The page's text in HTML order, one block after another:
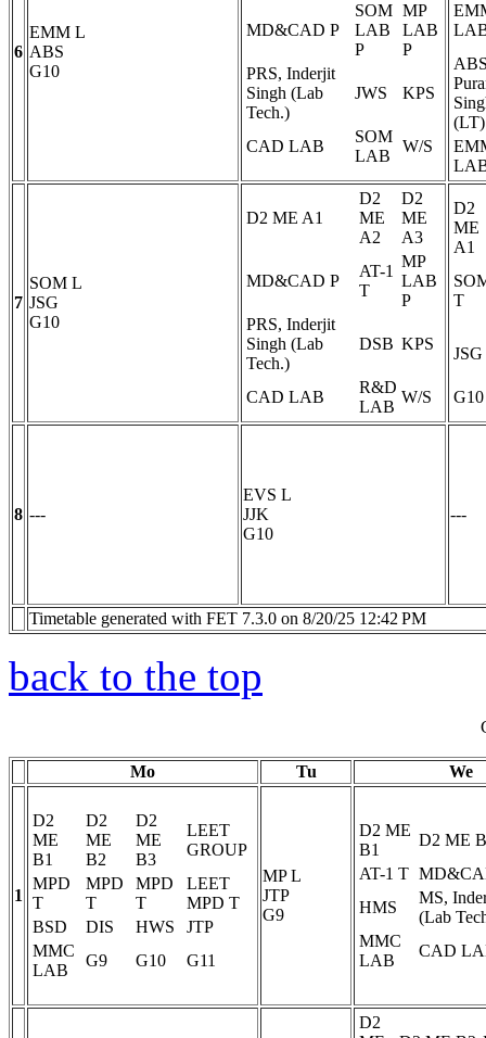
6
EMM L
ABS
G10
MD&CAD P
SOM
LAB
P
MP
LAB
P
PRS, Inderjit
Singh (Lab
Tech.)
JWS KPS
CAD LAB
SOM
LAB
W/S
(LT)
7
SOM L
JSG
G10
D2 ME A1
D2
ME
A2
D2
ME
A3
MD&CAD P
AT-1
T
MP
LAB
P
PRS, Inderjit
Singh (Lab
Tech.)
DSB KPS
CAD LAB
R&D
LAB
W/S
D2
ME
A1
T
JSG
G10
8 ---
EVS L
JJK
G10
---
Timetable generated with FET 7.3.0 on 8/20/25 12:42 PM
back to the top
Mo Tu We
1
D2
ME
B1
D2
ME
B2
D2
ME
B3
LEET
GROUP
MPD
T
MPD
T
MPD
T
LEET
MPD T
BSD
DIS HWS
JTP
MMC
LAB
G9 G10 G11
MPL
JTP
G9
D2 ME
B1
D2 ME
AT-1 T
HMS
MS,
(Lab
MMC
LAB
CAD
D2